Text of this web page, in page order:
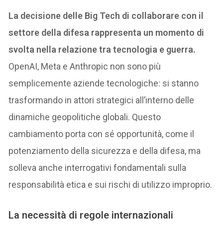
La decisione delle Big Tech di collaborare con il
settore della difesa rappresenta un momento di
svolta nella relazione tra tecnologia e guerra.
OpenAI, Meta e Anthropic non sono più
semplicemente aziende tecnologiche: si stanno
trasformando in attori strategici all’interno delle
dinamiche geopolitiche globali. Questo
cambiamento porta con sé opportunità, come il
potenziamento della sicurezza e della difesa, ma
solleva anche interrogativi fondamentali sulla
responsabilità etica e sui rischi di utilizzo improprio.
La necessità di regole internazionali